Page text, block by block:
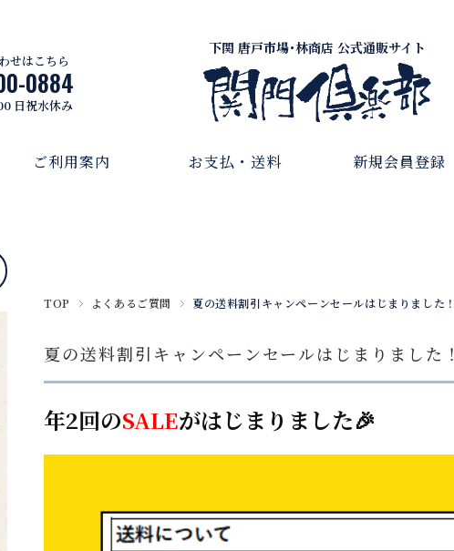
せはこちら
0884
日祝水休み
下関 唐戸市場･林商店 公式通販サイト
ご利用案内 お支払・送料 新規会員登録
TOP よくあるご質問 夏の送料割引キャンペーンセールはじまりました！
夏の送料割引キャンペーンセールはじまりました！
年2回のSALEがはじまりました🎉